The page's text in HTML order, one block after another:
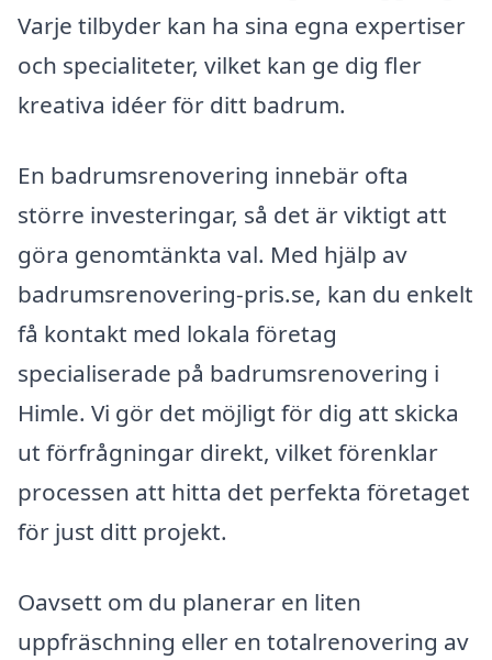
Varje tilbyder kan ha sina egna expertiser
och specialiteter, vilket kan ge dig fler
kreativa idéer för ditt badrum.
En badrumsrenovering innebär ofta
större investeringar, så det är viktigt att
göra genomtänkta val. Med hjälp av
badrumsrenovering-pris.se, kan du enkelt
få kontakt med lokala företag
specialiserade på badrumsrenovering i
Himle. Vi gör det möjligt för dig att skicka
ut förfrågningar direkt, vilket förenklar
processen att hitta det perfekta företaget
för just ditt projekt.
Oavsett om du planerar en liten
uppfräschning eller en totalrenovering av